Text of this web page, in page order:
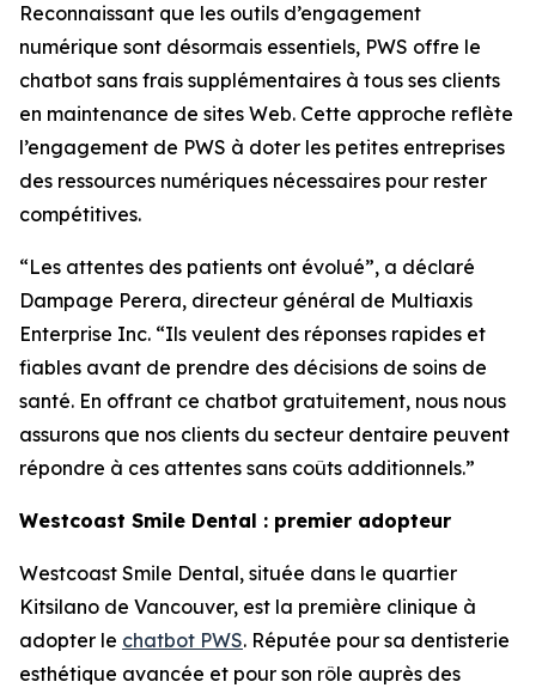
Reconnaissant que les outils d’engagement
numérique sont désormais essentiels, PWS offre le
chatbot sans frais supplémentaires à tous ses clients
en maintenance de sites Web. Cette approche reflète
l’engagement de PWS à doter les petites entreprises
des ressources numériques nécessaires pour rester
compétitives.
“Les attentes des patients ont évolué”, a déclaré
Dampage Perera, directeur général de Multiaxis
Enterprise Inc. “Ils veulent des réponses rapides et
fiables avant de prendre des décisions de soins de
santé. En offrant ce chatbot gratuitement, nous nous
assurons que nos clients du secteur dentaire peuvent
répondre à ces attentes sans coûts additionnels.”
Westcoast Smile Dental : premier adopteur
Westcoast Smile Dental, située dans le quartier
Kitsilano de Vancouver, est la première clinique à
adopter le chatbot PWS. Réputée pour sa dentisterie
esthétique avancée et pour son rôle auprès des